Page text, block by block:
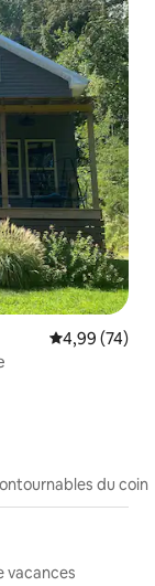
Note
4,99 (74)
du coin
vacances